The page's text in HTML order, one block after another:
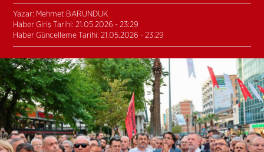
Yazar: Mehmet BARUNDUK
Haber Giriş Tarihi: 21.05.2026 - 23:29
Haber Güncelleme Tarihi: 21.05.2026 - 23:29